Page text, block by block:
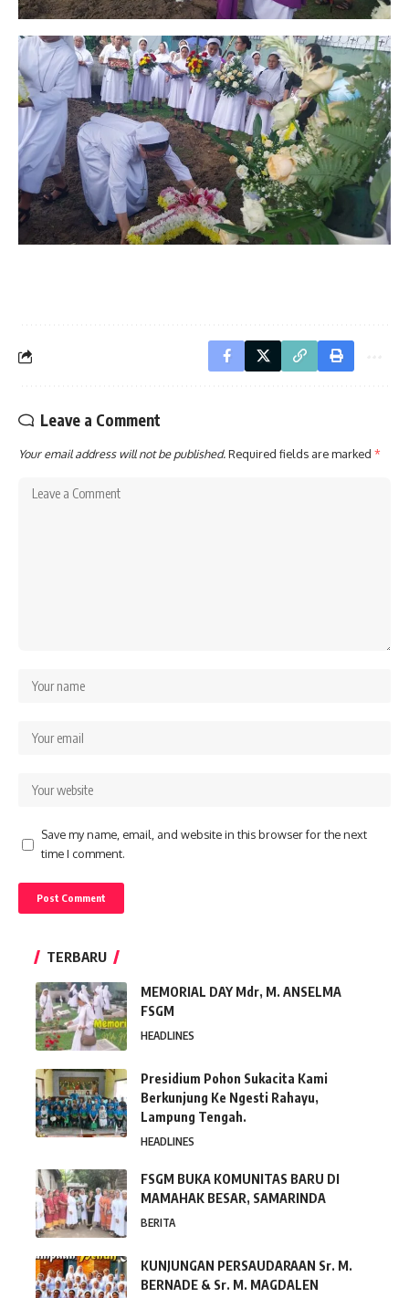
Leave a Comment
Your email address will not be published.Required fields are marked *
Save my name, email, and website in this browser for the next
time I comment.
TERBARU
MEMORIAL DAY Mdr, M. ANSELMA
FSGM
HEADLINES
Presidium Pohon Sukacita Kami
Berkunjung Ke Ngesti Rahayu,
Lampung Tengah.
HEADLINES
FSGM BUKA KOMUNITAS BARU DI
MAMAHAK BESAR, SAMARINDA
BERITA
KUNJUNGAN PERSAUDARAAN Sr. M.
BERNADE & Sr. M. MAGDALEN